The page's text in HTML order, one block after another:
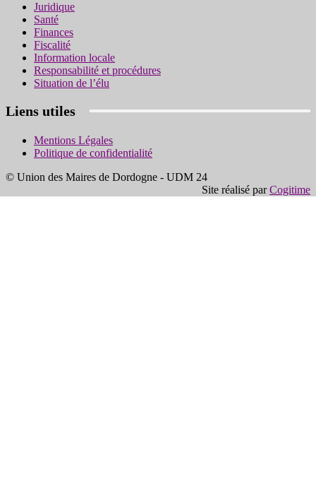
Juridique
Santé
Finances
Fiscalité
Information locale
Responsabilité et procédures
Situation de l’élu
Liens utiles
Mentions Légales
Politique de confidentialité
© Union des Maires de Dordogne - UDM 24
Site réalisé parCogitime